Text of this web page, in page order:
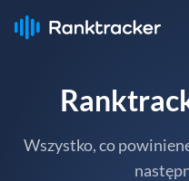
Wszystko, co